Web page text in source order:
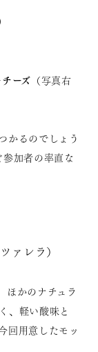
ーズ （写真右
かるのでしょう
加者の率直な
ァレラ）
ほかのナチュラ
、軽い酸味と
回用意したモッ